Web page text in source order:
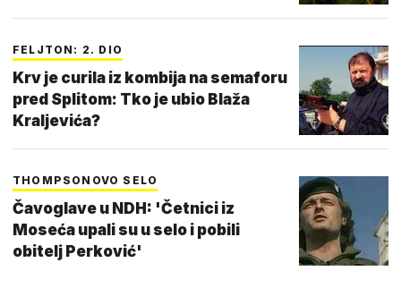
FELJTON: 2. DIO
Krv je curila iz kombija na semaforu
pred Splitom: Tko je ubio Blaža
Kraljevića?
THOMPSONOVO SELO
Čavoglave u NDH: 'Četnici iz
Moseća upali su u selo i pobili
obitelj Perković'